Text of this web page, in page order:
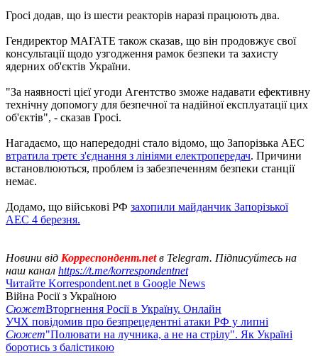
Гросі додав, що із шести реакторів наразі працюють два.
Гендиректор МАГАТЕ також сказав, що він продовжує свої
консультації щодо узгодження рамок безпеки та захисту
ядерних об'єктів України.
"За наявності цієї угоди Агентство зможе надавати ефективну
технічну допомогу для безпечної та надійної експлуатації цих
об'єктів", - сказав Гросі.
Нагадаємо, що напередодні стало відомо, що Запорізька АЕС
втратила третє з'єднання з лініями електропередач. Причини
встановлюються, проблем із забезпеченням безпеки станції
немає.
Додамо, що військові РФ захопили майданчик Запорізької
АЕС 4 березня.
Новини від Корреспондент.netв Telegram. Підписуйтесь на
наш канал https://t.me/korrespondentnet
Читайте Korrespondent.net в Google News
Війна Росії з Україною
СюжетВторгнення Росії в Україну. Онлайн
УЧХ повідомив про безпрецедентні атаки РФ у липні
Сюжет"Полювати на лучника, а не на стрілу". Як Україні
боротись з балістикою